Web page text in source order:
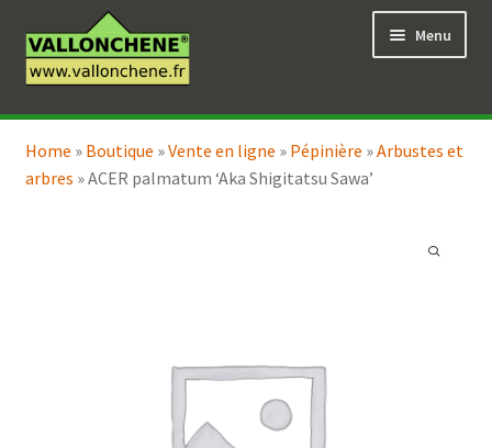
à
la
au
contenu
Menu
Vente en ligne
menu
Coaching pour le jardin
Ouvrir
Home » Boutique »Vente en ligne » Pépinière »Arbustes et
arbres »ACER palmatum ‘Aka Shigitatsu Sawa’